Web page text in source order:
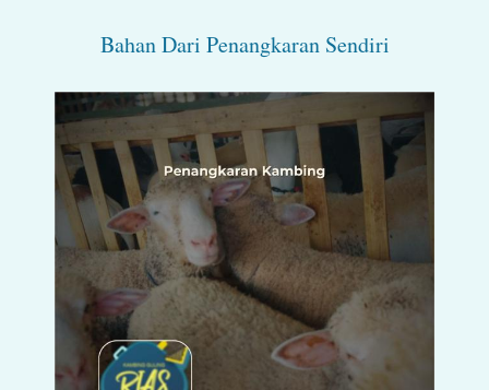
Bahan Dari Penangkaran Sendiri